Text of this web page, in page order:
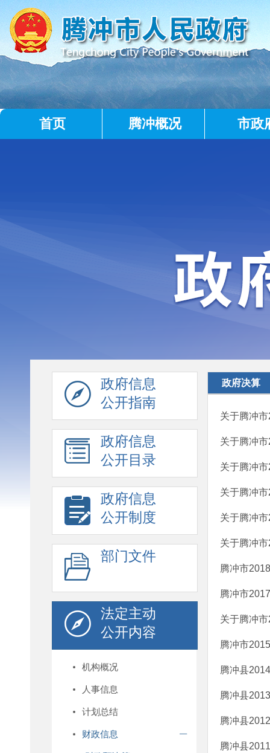
首页 腾冲概况 市政
政府信息
公开指南
政府信息
公开目录
政府信息
公开制度
部门文件
法定主动
公开内容
机构概况
人事信息
计划总结
财政信息
政府决算
关于腾冲
关于腾冲
关于腾冲
关于腾冲
关于腾冲
关于腾冲
腾冲市
腾冲市
关于腾冲
腾冲市
腾冲县
腾冲县
腾冲县
腾冲县